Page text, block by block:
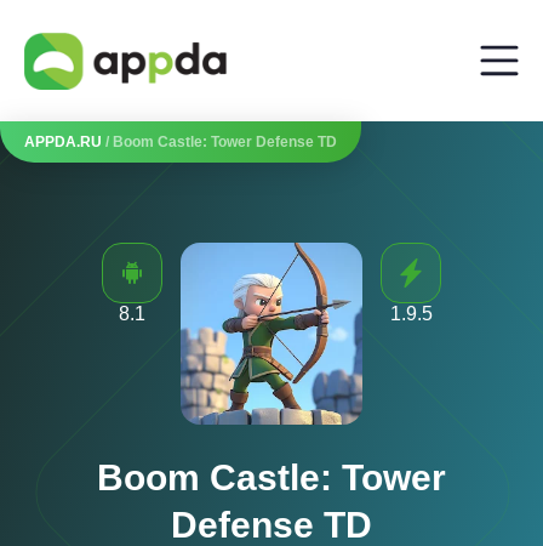
APPDA.RU / Boom Castle: Tower Defense TD
8.1 1.9.5
Boom Castle: Tower
Defense TD